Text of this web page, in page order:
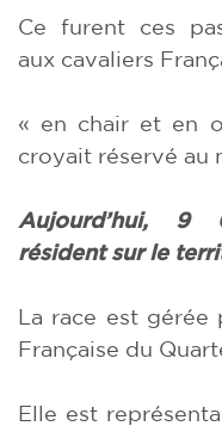
Ce furent ces
aux cavaliers
« en chair et en
croyait réservé au
Aujourd’hui, 9
résident sur le
La race est gérée
Française du
Elle est